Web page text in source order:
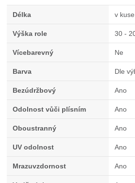
Délka v
Výška role 30 -
Vícebarevný Ne
Barva Dle
Bezúdržbový Ano
Odolnost vůči plísním Ano
Oboustranný Ano
UV odolnost Ano
Mrazuvzdornost Ano